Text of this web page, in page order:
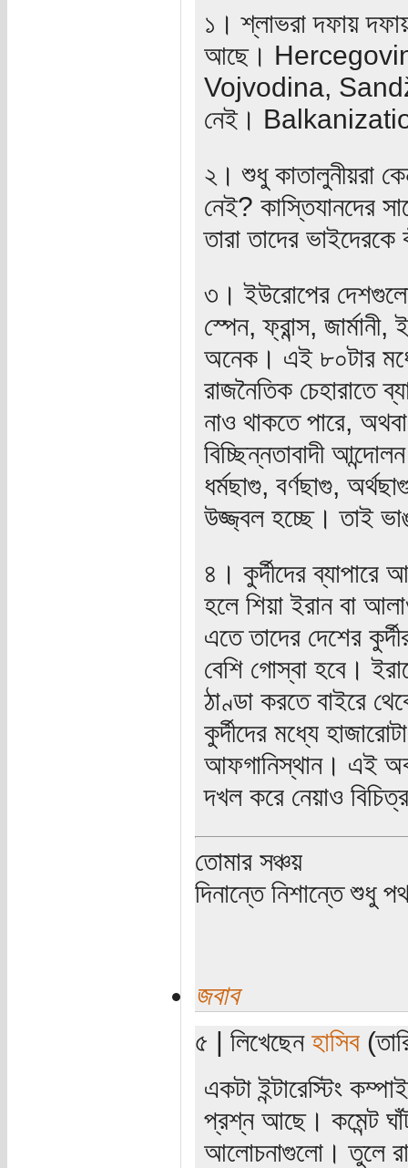
১। শ্লাভরা দফায়
আছে।
Vojvodina,
নেই। Balkanization
২। শুধু কাতালুনীয়রা
নেই? কাস্তিযানদের
তারা তাদের
৩। ইউরোপের
স্পেন, ফ্রান্স,
অনেক। এই ৮০টার
রাজনৈতিক
নাও থাকতে পারে,
বিচ্ছিন্নতাবাদী
ধর্মছাগু, বর্ণছাগু,
উজ্জ্বল হচ্ছে। তাই
৪। কুর্দীদের ব্যাপারে
হলে শিয়া ইরান বা
এতে তাদের দেশের
বেশি গোস্বা হবে।
ঠাণ্ডা করতে বাইরে
কুর্দীদের মধ্যে
আফগানিস্থান। এই
দখল করে নেয়াও
তোমার সঞ্চয়
দিনান্তে নিশান্তে শুধু
জবাব
৫ | লিখেছেন হাসিব
একটা ইন্টারেস্টিং
প্রশ্ন আছে। কমেন্ট
আলোচনাগুলো। তুলে